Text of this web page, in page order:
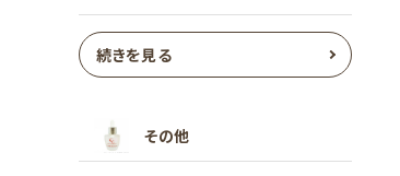
続きを見る
その他